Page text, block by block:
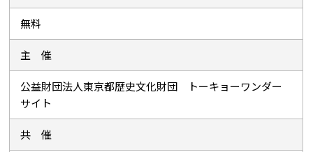
無料
主 催
公益財団法人東京都歴史文化財団 トーキョーワンダー
サイト
共 催